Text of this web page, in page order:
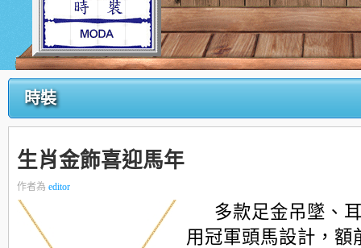
時裝
生肖金飾喜迎馬年
作者為 editor
多款足金吊墜、
用冠軍頭馬設計，額